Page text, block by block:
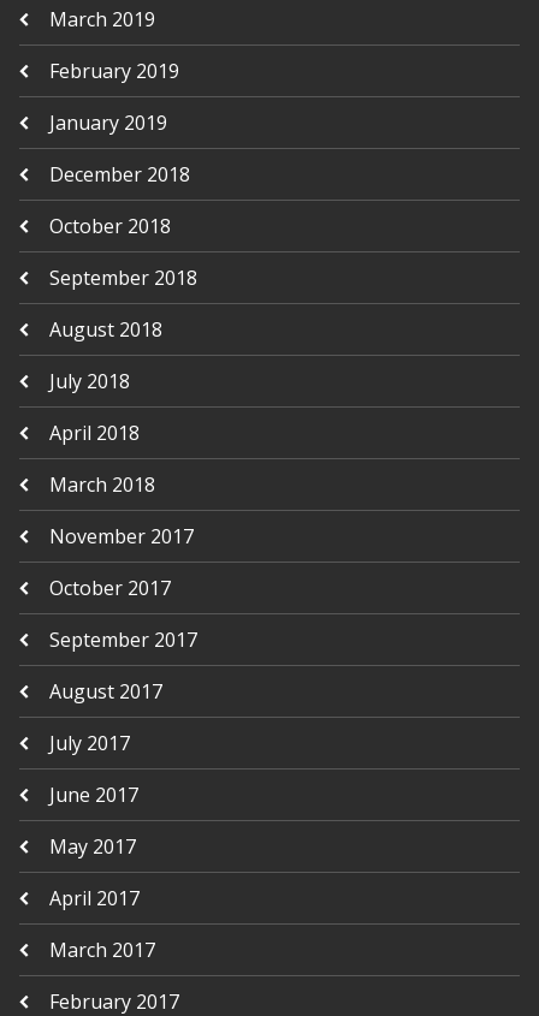
March 2019
February 2019
January 2019
December 2018
October 2018
September 2018
August 2018
July 2018
April 2018
March 2018
November 2017
October 2017
September 2017
August 2017
July 2017
June 2017
May 2017
April 2017
March 2017
February 2017